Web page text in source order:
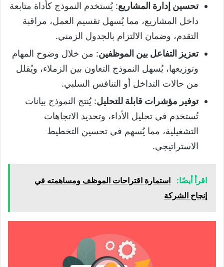
تحسين إدارة المشاريع: يُستخدم النموذج كأداة متابعة
داخل المشاريع، مما يُسهل تقسيم العمل، مراقبة
التقدم، وضمان الالتزام بالجدول الزمني.
تعزيز التفاعل بين الموظفين: من خلال وضوح المهام
وتوزيعها، يُسهل النموذج التعاون بين الزملاء، ويُقلل
من حالات التداخل أو التنافس السلبي.
توفير مؤشرات قابلة للتحليل: يُنتج النموذج بيانات
تُستخدم في تحليل الأداء، وتحديد الاتجاهات
التشغيلية، مما يُسهم في تحسين التخطيط
الاستراتيجي.
اقرأ أيضًا:
استمارة اقتراحات الموظف ومساهمته في
إنجاح الشركة